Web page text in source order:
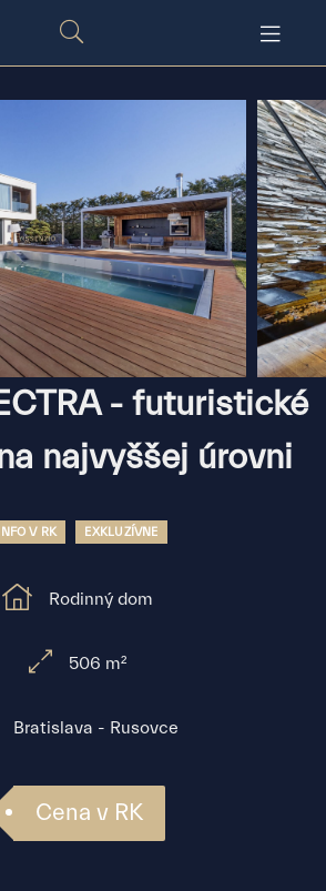
- futuristické
najvyššej úrovni
V RK EXKLUZÍVNE
Rodinný dom
506 m²
Bratislava - Rusovce
Cena v RK